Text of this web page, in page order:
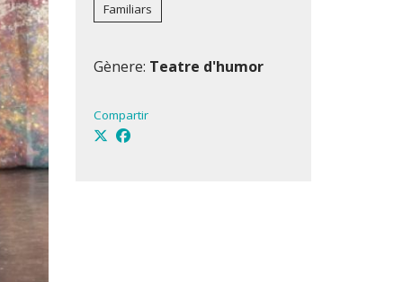
Familiars
Gènere: Teatre d'humor
Compartir